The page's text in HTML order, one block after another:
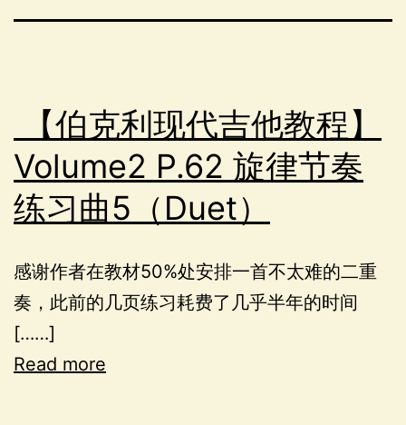
【伯克利现代吉他教程】
Volume2 P.62 旋律节奏
练习曲5（Duet）
感谢作者在教材50%处安排一首不太难的二重
奏，此前的几页练习耗费了几乎半年的时间
[……]
Read more